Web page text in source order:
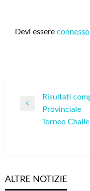
Devi essere connesso
Navigazione
articoli
Previous
Risultati
Provinciale
Torneo
ALTRE NOTIZIE